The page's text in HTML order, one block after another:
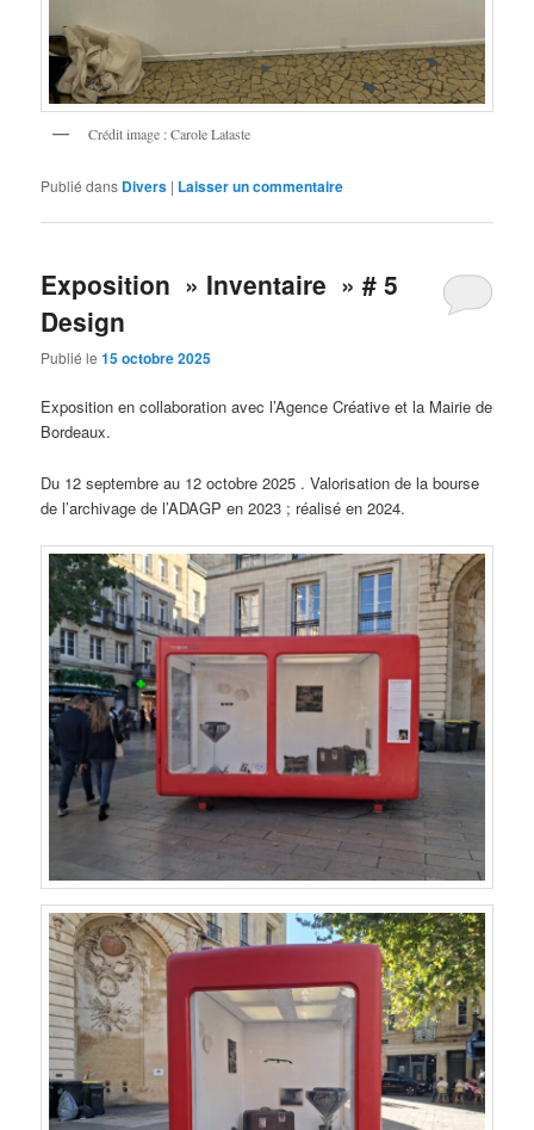
Crédit image : Carole Lataste
Publié dans Divers | Laisser un commentaire
Exposition » Inventaire » # 5
Design
Publié le15 octobre 2025
Exposition en collaboration avec l’Agence Créative et la Mairie de
Bordeaux.
Du 12 septembre au 12 octobre 2025 . Valorisation de la bourse
de l’archivage de l’ADAGP en 2023 ; réalisé en 2024.